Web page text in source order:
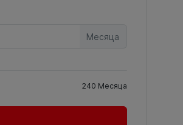
Месяца
240 Месяца